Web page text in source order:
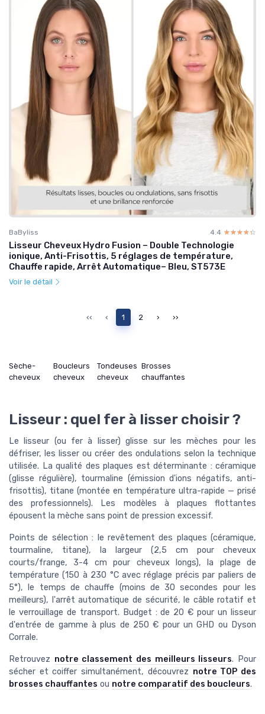
BaByliss 4.4 ☆☆☆☆☆
★★★★★
Lisseur Cheveux Hydro Fusion – Double Technologie
ionique, Anti-Frisottis, 5 réglages de température,
Chauffe rapide, Arrêt Automatique– Bleu, ST573E
Voir le détail
‹‹ ‹ 1 2 › ››
Sèche-
cheveux
Boucleurs
cheveux
Tondeuses
cheveux
Brosses
chauffantes
Lisseur : quel fer à lisser choisir ?
Le lisseur (ou fer à lisser) glisse sur les mèches pour les
défriser, les lisser ou créer des ondulations selon la technique
utilisée. La qualité des plaques est déterminante : céramique
(glisse régulière), tourmaline (émission d'ions négatifs, anti-
frisottis), titane (montée en température ultra-rapide — prisé
des professionnels). Les modèles à plaques flottantes
épousent la mèche sans point de pression excessif.
Points de sélection : le revêtement des plaques (céramique,
tourmaline, titane), la largeur (2,5 cm pour cheveux
courts/frange, 3-4 cm pour cheveux longs), la plage de
température (150 à 230 °C avec réglage précis par paliers de
5°), le temps de chauffe (moins de 30 secondes pour les
meilleurs), l'arrêt automatique de sécurité, le câble rotatif et
le verrouillage de transport. Budget : de 20 € pour un lisseur
d'entrée de gamme à plus de 250 € pour un GHD ou Dyson
Corrale.
Retrouvez notre classement des meilleurs lisseurs. Pour
sécher et coiffer simultanément, découvrez notre TOP des
brosses chauffantes ou notre comparatif des boucleurs.